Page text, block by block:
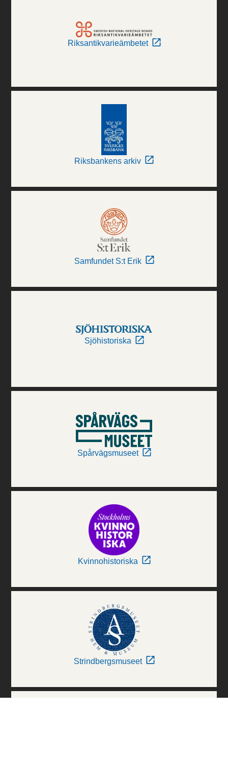
Riksantikvarieämbetet
Riksbankens arkiv
Samfundet S:t Erik
Sjöhistoriska
Spårvägsmuseet
Kvinnohistoriska
Strindbergsmuseet